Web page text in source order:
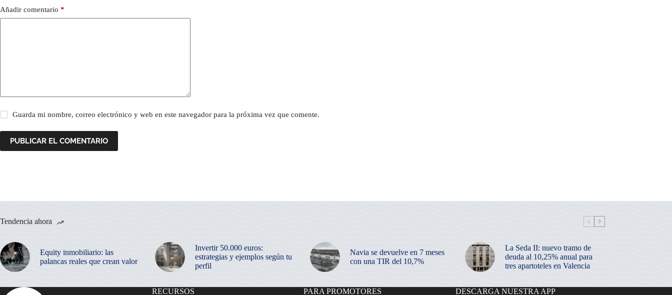
Añadir comentario *
Guarda mi nombre, correo electrónico y web en este navegador para la próxima vez que comente.
PUBLICAR EL COMENTARIO
Tendencia ahora
Equity inmobiliario: las
palancas reales que crean valor
Invertir 50.000 euros:
estrategias y ejemplos según tu
perfil
Navia se devuelve en 7 meses
con una TIR del 10,7%
La Seda II: nuevo tramo de
deuda al 10,25% anual para
tres apartoteles en Valencia
RECURSOS PARA PROMOTORES DESCARGA NUESTRA APP